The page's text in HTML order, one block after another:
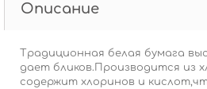
Описание
Традиционная белая бумага
дает бликов.Производится из
содержит хлоринов и